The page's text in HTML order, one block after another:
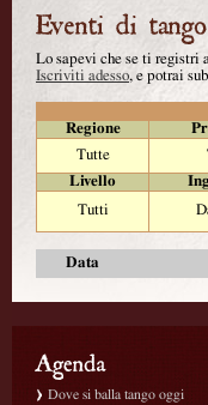
Lo sapevi che se ti registri
Iscriviti adesso, e potrai
Regione
Tutte
Livello
Tutti
Data
Dove si balla tango oggi